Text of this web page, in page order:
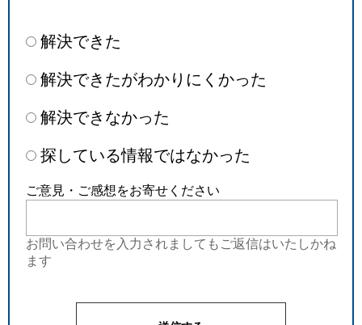
解決できた
解決できたがわかりにくかった
解決できなかった
探している情報ではなかった
ご意見・ご感想をお寄せください
お問い合わせを入力されましてもご返信はいたしかね
ます